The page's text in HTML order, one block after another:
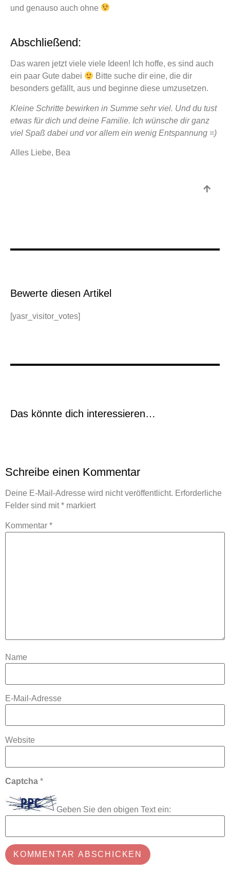
und genauso auch ohne
Abschließend:
Das waren jetzt viele viele Ideen! Ich hoffe, es sind auch
ein paar Gute dabei
Bitte suche dir eine, die dir
besonders gefällt, aus und beginne diese umzusetzen.
Kleine Schritte bewirken in Summe sehr viel. Und du tust
etwas für dich und deine Familie. Ich wünsche dir ganz
viel Spaß dabei und vor allem ein wenig Entspannung =)
Alles Liebe, Bea
Bewerte diesen Artikel
[yasr_visitor_votes]
Das könnte dich interessieren…
Schreibe einen Kommentar
Deine E-Mail-Adresse wird nicht veröffentlicht. Erforderliche
Felder sind mit* markiert
Kommentar *
Name
E-Mail-Adresse
Website
Captcha *
Geben Sie den obigen Text ein: